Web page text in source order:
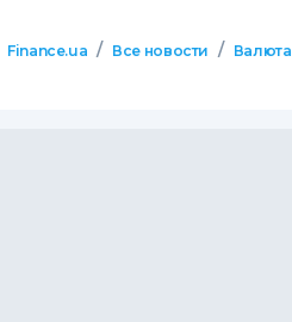
Finance.ua / Все новости / Валюта